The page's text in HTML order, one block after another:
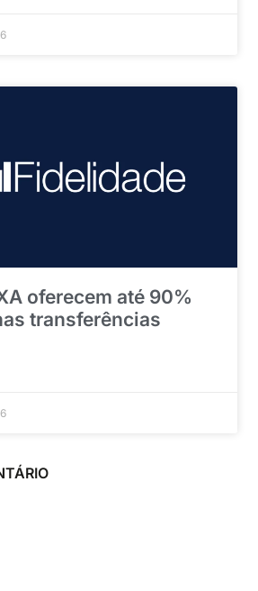
oferecem até 90%
transferências